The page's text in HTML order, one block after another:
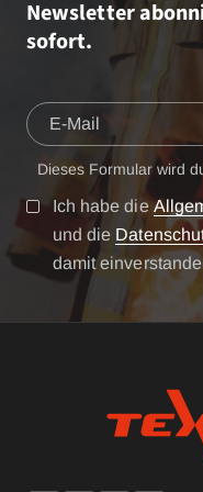
Newsletter
sofort.
Dieses Formular wird
Ich habe die
und die
damit